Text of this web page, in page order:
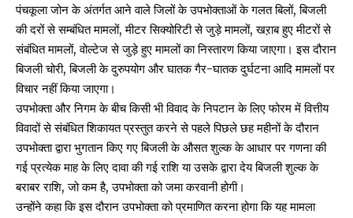
पंचकूला जोन के अंतर्गत आने वाले जिलों के उपभोक्ताओं के गलत बिलों, बिजली
की दरों से सम्बंधित मामलों, मीटर सिक्योरिटी से जुड़े मामलों, खऱाब हुए मीटरों से
संबंधित मामलों, वोल्टेज से जुड़े हुए मामलों का निस्तारण किया जाएगा। इस दौरान
बिजली चोरी, बिजली के दुरुपयोग और घातक गैर-घातक दुर्घटना आदि मामलों पर
विचार नहीं किया जाएगा।
उपभोक्ता और निगम के बीच किसी भी विवाद के निपटान के लिए फोरम में वित्तीय
विवादों से संबंधित शिकायत प्रस्तुत करने से पहले पिछले छह महीनों के दौरान
उपभोक्ता द्वारा भुगतान किए गए बिजली के औसत शुल्क के आधार पर गणना की
गई प्रत्येक माह के लिए दावा की गई राशि या उसके द्वारा देय बिजली शुल्क के
बराबर राशि, जो कम है, उपभोक्ता को जमा करवानी होगी।
उन्होंने कहा कि इस दौरान उपभोक्ता को प्रमाणित करना होगा कि यह मामला